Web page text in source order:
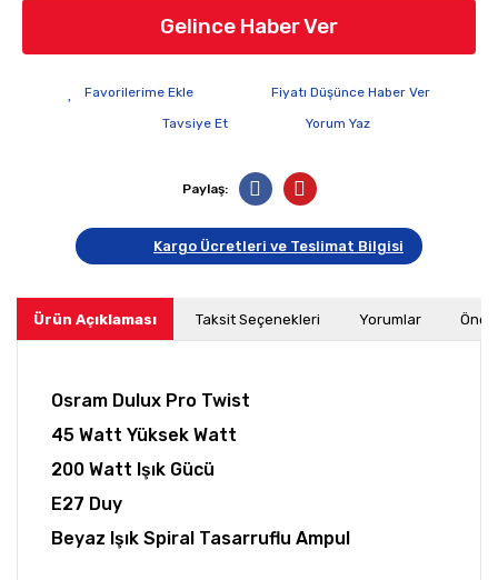
Gelince Haber Ver
Fiyatı Düşünce Haber Ver
Tavsiye Et
Yorum Yaz
Paylaş:
Kargo Ücretleri ve Teslimat Bilgisi
Ürün Açıklaması Taksit Seçenekleri Yorumlar
Osram Dulux Pro Twist
45 Watt Yüksek Watt
200 Watt Işık Gücü
E27 Duy
Beyaz Işık Spiral Tasarruflu Ampul